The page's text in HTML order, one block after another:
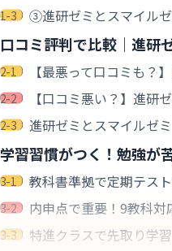
③進研ゼミとスマイル
口コミ評判で比較｜進研
【最悪って口コミも？
【口コミ悪い？】進研
進研ゼミとスマイルゼ
学習習慣がつく！勉強が
教科書準拠で定期テス
内申点で重要！9教科対
特進クラスで先取り学習